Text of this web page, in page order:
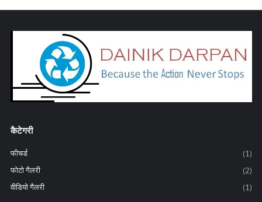
कैटेगरी
फीचर्ड
(1)
फोटो गैलरी
(2)
वीडियो गैलरी
(1)